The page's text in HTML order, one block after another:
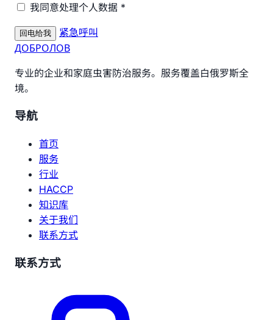
我同意处理个人数据 *
回电给我
紧急呼叫
ДОБРОЛОВ
专业的企业和家庭虫害防治服务。服务覆盖白俄罗斯全
境。
导航
首页
服务
行业
HACCP
知识库
关于我们
联系方式
联系方式